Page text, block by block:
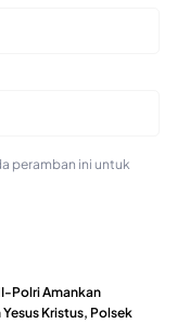
peramban ini untuk
Polri Amankan
Kristus, Polsek